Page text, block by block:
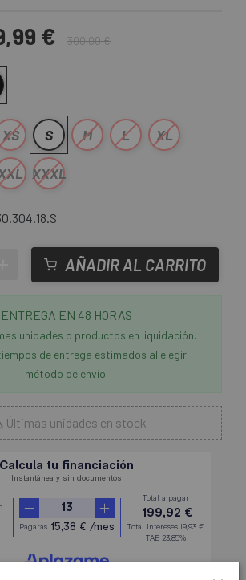
€ 300,00 €
XS S M L XL
XXXL
AÑADIR AL CARRITO
ENTREGA EN 48 HORAS
unidades o productos en liquidación.
de entrega estimados al elegir
método de envío.
Últimas unidades en stock